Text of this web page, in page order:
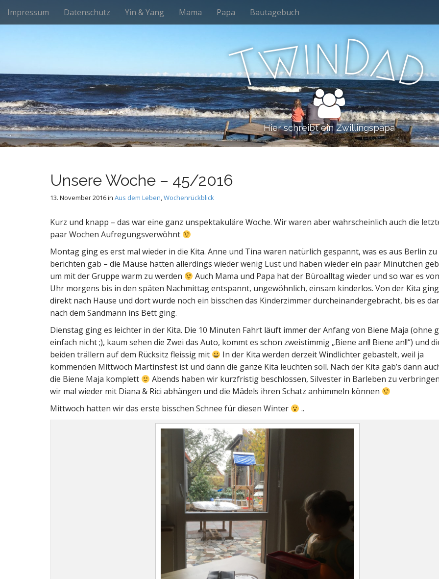
M
n
u
i
o
n
t
e
n
t
Impressum Datenschutz Yin & Yang Mama Papa Bautagebuch
TwinDad
Hier schreibt ein Zwillingspapa
Unsere Woche – 45/2016
13. November 2016in Aus dem Leben,Wochenrückblick
Kurz und knapp – das war eine ganz unspektakuläre Woche. Wir waren aber wahrscheinlich auch die
paar Wochen Aufregungsverwöhnt
Montag ging es erst mal wieder in die Kita. Anne und Tina waren natürlich gespannt, was es aus Berlin zu
berichten gab – die Mäuse hatten allerdings wieder wenig Lust und haben wieder ein paar Minütchen
um mit der Gruppe warm zu werden
Auch Mama und Papa hat der Büroalltag wieder und so war es
Uhr morgens bis in den späten Nachmittag entspannt, ungewöhnlich, einsam kinderlos. Von der Kita
direkt nach Hause und dort wurde noch ein bisschen das Kinderzimmer durcheinandergebracht, bis es
nach dem Sandmann ins Bett ging.
Dienstag ging es leichter in der Kita. Die 10 Minuten Fahrt läuft immer der Anfang von Biene Maja (ohne
einfach nicht ;), kaum sehen die Zwei das Auto, kommt es schon zweistimmig „Biene an!! Biene an!!“) und
beiden trällern auf dem Rücksitz fleissig mit
In der Kita werden derzeit Windlichter gebastelt, weil ja
kommenden Mittwoch Martinsfest ist und dann die ganze Kita leuchten soll. Nach der Kita gab’s dann
die Biene Maja komplett
Abends haben wir kurzfristig beschlossen, Silvester in Barleben zu
wir mal wieder mit Diana & Rici abhängen und die Mädels ihren Schatz anhimmeln können
Mittwoch hatten wir das erste bisschen Schnee für diesen Winter
..